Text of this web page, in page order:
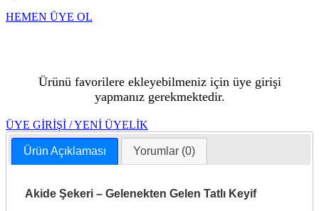
HEMEN ÜYE OL
Ürünü favorilere ekleyebilmeniz için üye girişi
yapmanız gerekmektedir.
ÜYE GİRİŞİ / YENİ ÜYELİK
Ürün Açıklaması Yorumlar (0)
Akide Şekeri – Gelenekten Gelen Tatlı Keyif